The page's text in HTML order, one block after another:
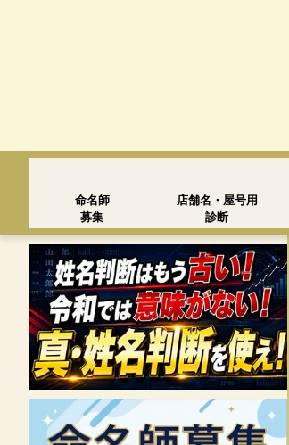
命名師
募集
店舗名・屋号用
診断